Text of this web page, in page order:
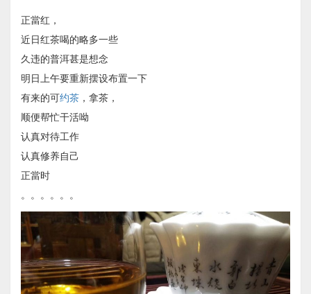
正當红，
近日红茶喝的略多一些
久违的普洱甚是想念
明日上午要重新摆设布置一下
有来的可约茶 ，拿茶，
顺便帮忙干活呦
认真对待工作
认真修养自己
正當时
。。。。。。